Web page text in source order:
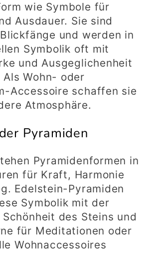
wie Symbole für
Ausdauer. Sie sind
und werden in
Symbolik oft mit
und Ausgeglichenheit
Wohn- oder
Accessoire schaffen sie
Atmosphäre.
Pyramiden
Pyramidenformen in
für Kraft, Harmonie
Edelstein-Pyramiden
Symbolik mit der
des Steins und
für Meditationen oder
Wohnaccessoires